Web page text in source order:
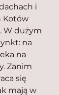
i
Kotów
W dużym
na
na
Zanim
się
mają w